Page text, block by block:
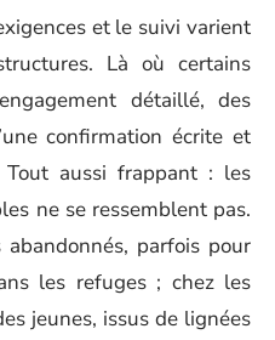
et le suivi varient
Là où certains
détaillé, des
confirmation écrite et
Tout aussi frappant : les
ne se ressemblent pas.
parfois pour
les refuges ; chez les
jeunes, issus de lignées